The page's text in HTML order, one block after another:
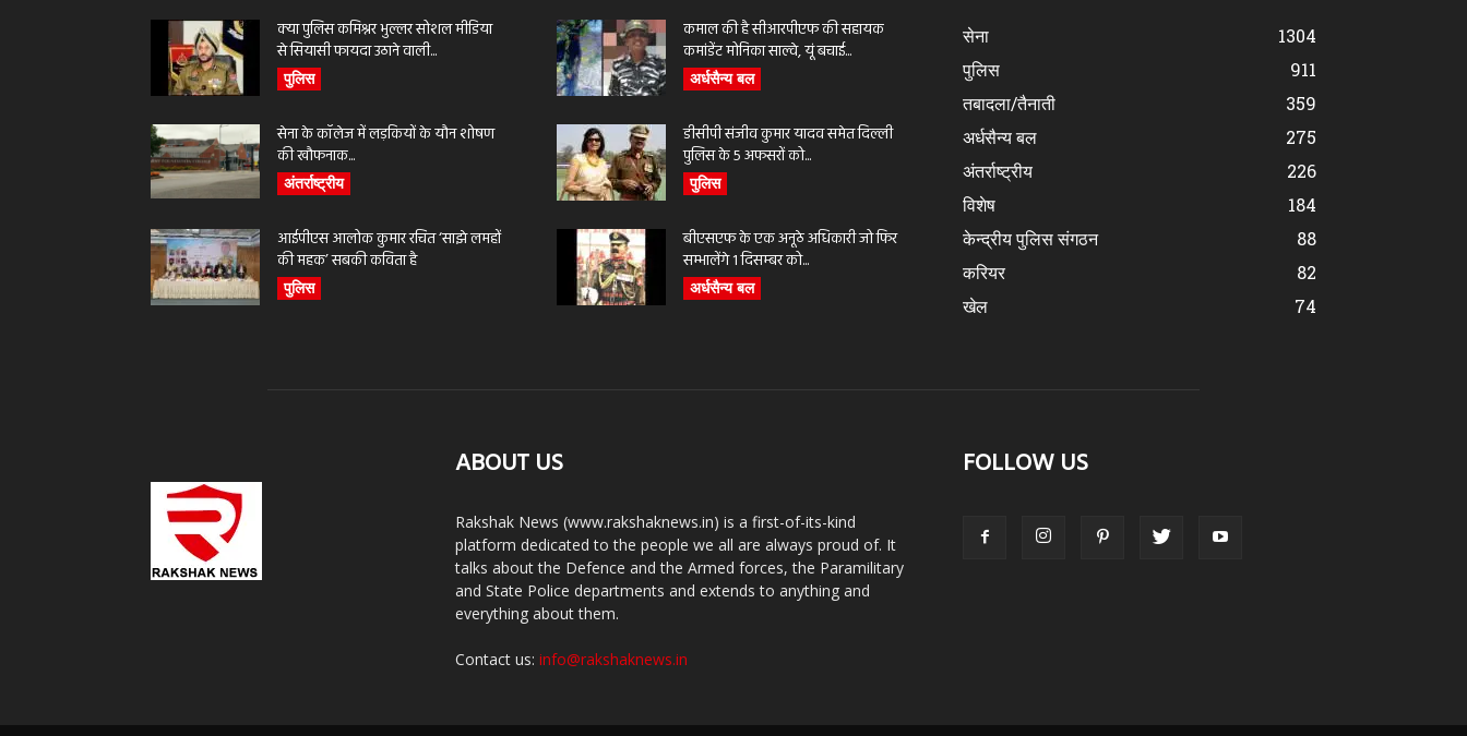
क्या पुलिस कमिश्नर भुल्लर सोशल मीडिया
से सियासी फायदा उठाने वाली...
पुलिस
सेना के कॉलेज में लड़कियों के यौन शोषण
की खौफनाक...
अंतर्राष्ट्रीय
आईपीएस आलोक कुमार रचित ‘साझे लमहों
की महक’ सबकी कविता है
पुलिस
कमाल की है सीआरपीएफ की सहायक
कमांडेंट मोनिका साल्वे, यूं बचाई...
अर्धसैन्य बल
डीसीपी संजीव कुमार यादव समेत दिल्ली
पुलिस के 5 अफसरों को...
पुलिस
बीएसएफ के एक अनूठे अधिकारी जो फिर
सम्भालेंगे 1 दिसम्बर को...
अर्धसैन्य बल
सेना
1304
पुलिस
911
तबादला/तैनाती
359
अर्धसैन्य बल
275
अंतर्राष्ट्रीय
226
विशेष
184
केन्द्रीय पुलिस संगठन
88
करियर
82
खेल
74
ABOUT US
Rakshak News (www.rakshaknews.in) is a first-of-its-kind
platform dedicated to the people we all are always proud of. It
talks about the Defence and the Armed forces, the Paramilitary
and State Police departments and extends to anything and
everything about them.
Contact us: info@rakshaknews.in
FOLLOW US